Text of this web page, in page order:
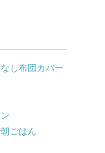
し布団カバー
ごはん